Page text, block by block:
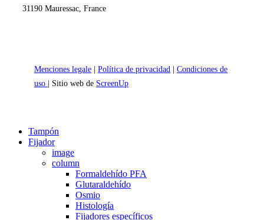
31190 Mauressac, France
Menciones legale Política de privacidad
Condiciones de
uso
| Sitio web de ScreenUp
Close
Menu
Tampón
Fijador
image
column
Formaldehído PFA
Glutaraldehído
Osmio
Histología
Fijadores específicos